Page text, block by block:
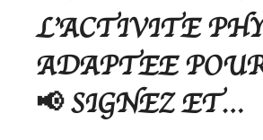
L’ACTIVITE
ADAPTEE
📢 SIGNEZ ET…